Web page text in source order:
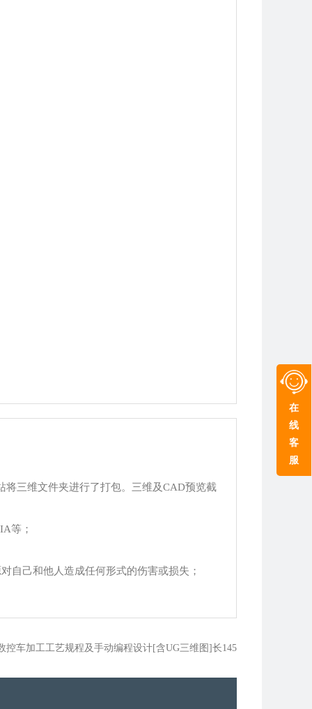
三维文件夹进行了打包。三维及CAD预览截
等；
自己和他人造成任何形式的伤害或损失；
控车加工工艺规程及手动编程设计[含UG三维图]长145
在
线
客
服